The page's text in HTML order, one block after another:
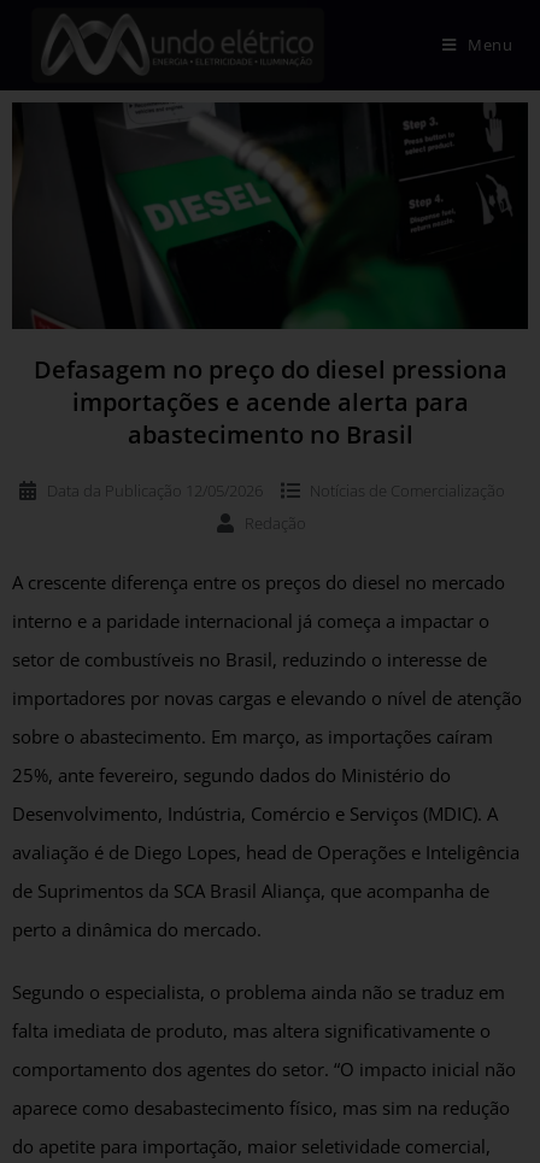
Menu
Defasagem no preço do diesel pressiona
importações e acende alerta para
abastecimento no Brasil
Data da Publicação 12/05/2026 Notícias de Comercialização
Redação
A crescente diferença entre os preços do diesel no mercado
interno e a paridade internacional já começa a impactar o
setor de combustíveis no Brasil, reduzindo o interesse de
importadores por novas cargas e elevando o nível de atenção
sobre o abastecimento. Em março, as importações caíram
25%, ante fevereiro, segundo dados do Ministério do
Desenvolvimento, Indústria, Comércio e Serviços (MDIC). A
avaliação é de Diego Lopes, head de Operações e Inteligência
de Suprimentos da SCA Brasil Aliança, que acompanha de
perto a dinâmica do mercado.
Segundo o especialista, o problema ainda não se traduz em
falta imediata de produto, mas altera significativamente o
comportamento dos agentes do setor. “O impacto inicial não
aparece como desabastecimento físico, mas sim na redução
do apetite para importação, maior seletividade comercial,